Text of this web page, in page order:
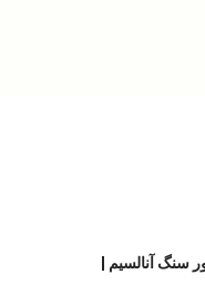
سنگ آنالسیم |